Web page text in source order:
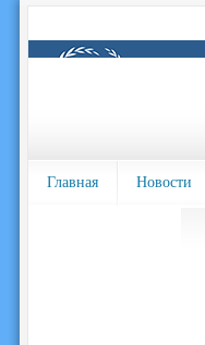
Главная Новости